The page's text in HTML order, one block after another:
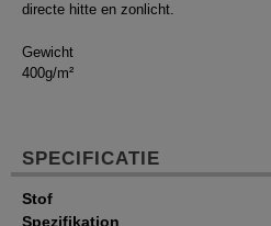
directe hitte en zonlicht.
Gewicht
400g/m²
SPECIFICATIE
Stof
Spezifikation